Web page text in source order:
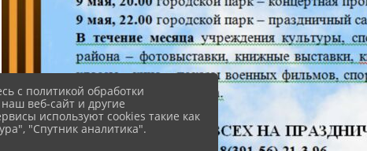
с политикой обработки
веб-сайт и другие
используют cookies такие как
"Спутник аналитика".